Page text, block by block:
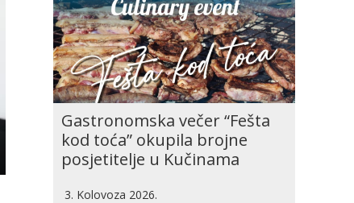
Gastronomska večer “Fešta
kod toća” okupila brojne
posjetitelje u Kučinama
3. Kolovoza 2026.